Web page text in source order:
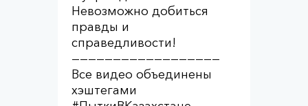
Невозможно добиться
правды и
справедливости!
——————————————————
Все видео объединены
хэштегами